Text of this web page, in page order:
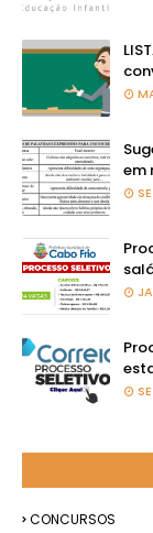
em
CONCURSOS